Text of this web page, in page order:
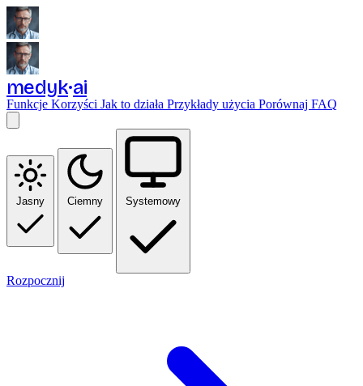
medyk ai
Funkcje Korzyści Jak to działa Przykłady użycia Porównaj FAQ
Jasny Ciemny Systemowy
Rozpocznij